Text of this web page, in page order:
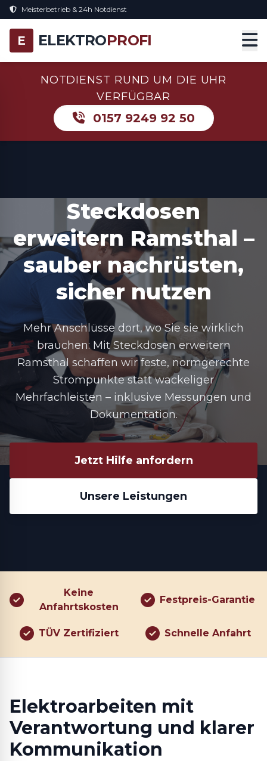
Meisterbetrieb & 24h Notdienst
E ELEKTROPROFI
NOTDIENST RUND UM DIE UHR
VERFÜGBAR
0157 9249 92 50
Steckdosen
erweitern Ramsthal –
sauber nachrüsten,
sicher nutzen
Mehr Anschlüsse dort, wo Sie sie wirklich
brauchen: MitSteckdosen erweitern
Ramsthal schaffen wir feste, normgerechte
Strompunkte statt wackeliger
Mehrfachleisten – inklusive Messungen und
Dokumentation.
Jetzt Hilfe anfordern
Unsere Leistungen
Keine
Anfahrtskosten
Festpreis-Garantie
TÜV Zertifiziert Schnelle Anfahrt
Elektroarbeiten mit
Verantwortung und klarer
Kommunikation